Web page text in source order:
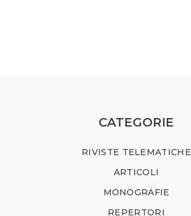
CATEGORIE
RIVISTE TELEMATICHE
ARTICOLI
MONOGRAFIE
REPERTORI